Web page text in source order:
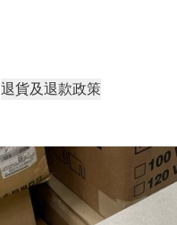
退貨及退款政策